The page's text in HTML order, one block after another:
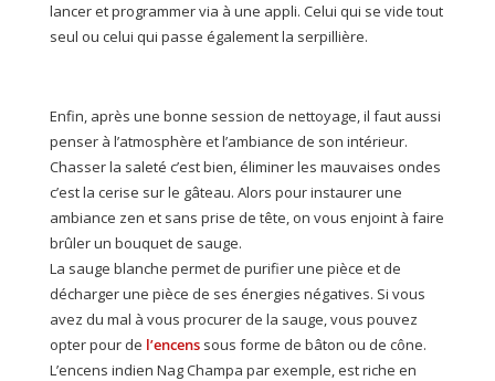
lancer et programmer via à une appli. Celui qui se vide tout
seul ou celui qui passe également la serpillière.
Enfin, après une bonne session de nettoyage, il faut aussi
penser à l’atmosphère et l’ambiance de son intérieur.
Chasser la saleté c’est bien, éliminer les mauvaises ondes
c’est la cerise sur le gâteau. Alors pour instaurer une
ambiance zen et sans prise de tête, on vous enjoint à faire
brûler un bouquet de sauge.
La sauge blanche permet de purifier une pièce et de
décharger une pièce de ses énergies négatives. Si vous
avez du mal à vous procurer de la sauge, vous pouvez
opter pour de l’encenssous forme de bâton ou de cône.
L’encens indien Nag Champa par exemple, est riche en